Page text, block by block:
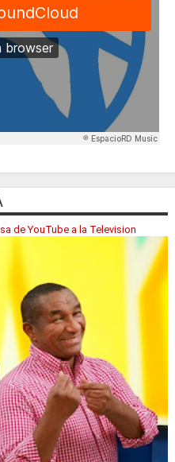
de YouTube a la Television